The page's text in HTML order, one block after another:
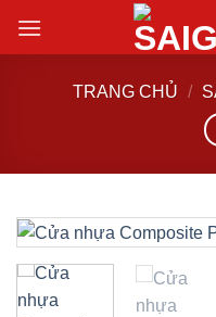
đến
TRANG CHỦ /